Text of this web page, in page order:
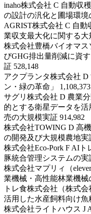
inaho株式会社 C 自動収
の設計の汎化と圃場環境
AGRIST株式会社 C 自
業収支最大化に関する大
株式会社豊橋バイオマ
びGHG排出量削減に資
証 528,148
アクプランタ株式会社
ン・緑の革命」 1,108,373
サグリ株式会社 D 農業
的とする衛星データを
売の大規模実証 914,982
株式会社TOWING D 高
の開発及び大規模農地実
株式会社Eco‐Pork F AI
豚統合管理システムの実
株式会社マプリィ（
業機械・高性能林業機械
トレ食株式会社（株式
活用した水産飼料向け魚
株式会社ライトハウス J